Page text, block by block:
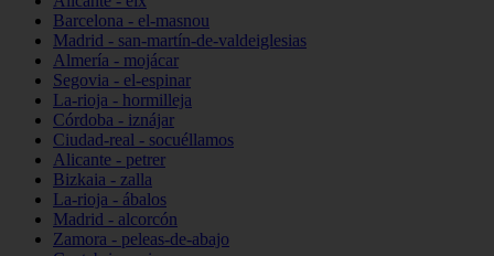
Barcelona - el-masnou
Madrid - san-martín-de-valdeiglesias
Almería - mojácar
Segovia - el-espinar
La-rioja - hormilleja
Córdoba - iznájar
Ciudad-real - socuéllamos
Alicante - petrer
Bizkaia - zalla
La-rioja - ábalos
Madrid - alcorcón
Zamora - peleas-de-abajo